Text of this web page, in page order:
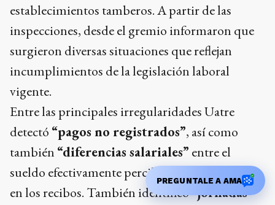
establecimientos tamberos. A partir de las
inspecciones, desde el gremio informaron que
surgieron diversas situaciones que reflejan
incumplimientos de la legislación laboral
vigente.
Entre las principales irregularidades Uatre
detectó “pagos no registrados”, así como
también “diferencias salariales” entre el
sueldo efectivamente percibido y el declarado
en los recibos. También identificó“jornadas
PREGUNTALE A AMA